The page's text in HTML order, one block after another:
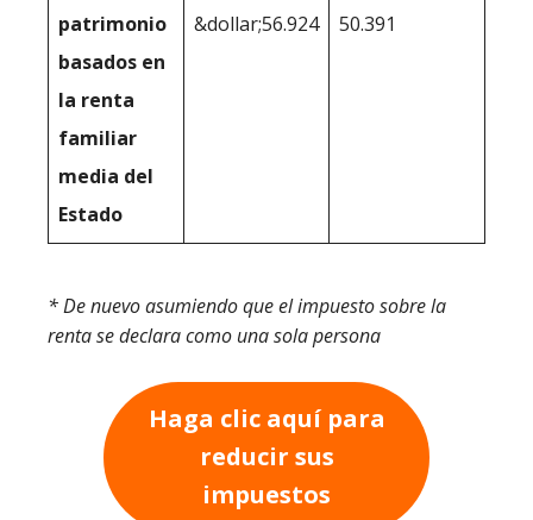
patrimonio
basados en
la renta
familiar
media del
Estado
&dollar;56.924 50.391
* De nuevo asumiendo que el impuesto sobre la
renta se declara como una sola persona
Haga clic aquí para
reducir sus
impuestos